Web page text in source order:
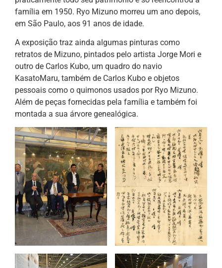
família em 1950. Ryo Mizuno morreu um ano depois,
em São Paulo, aos 91 anos de idade.
A exposição traz ainda algumas pinturas como
retratos de Mizuno, pintados pelo artista Jorge Mori e
outro de Carlos Kubo, um quadro do navio
KasatoMaru, também de Carlos Kubo e objetos
pessoais como o quimonos usados por Ryo Mizuno.
Além de peças fornecidas pela família e também foi
montada a sua árvore genealógica.